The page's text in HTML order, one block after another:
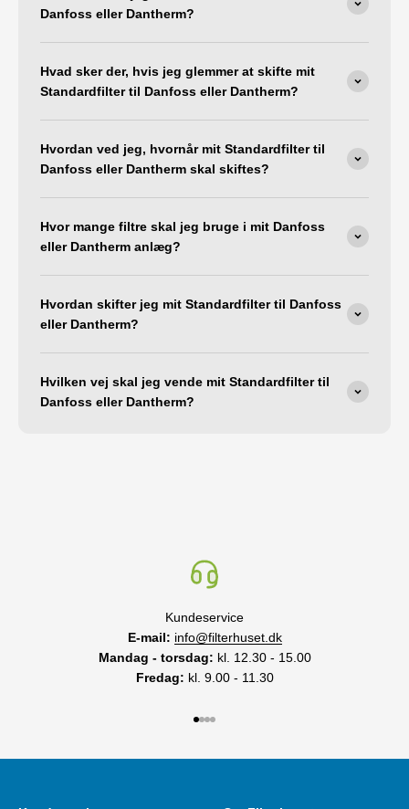
Danfoss eller Dantherm?
Hvad sker der, hvis jeg glemmer at skifte mit
Standardfilter til Danfoss eller Dantherm?
Hvordan ved jeg, hvornår mit Standardfilter til
Danfoss eller Dantherm skal skiftes?
Hvor mange filtre skal jeg bruge i mit Danfoss
eller Dantherm anlæg?
Hvordan skifter jeg mit Standardfilter til Danfoss
eller Dantherm?
Hvilken vej skal jeg vende mit Standardfilter til
Danfoss eller Dantherm?
Kundeservice
E-mail: info@filterhuset.dk
Mandag - torsdag: kl. 12.30 - 15.00
Fredag: kl. 9.00 - 11.30